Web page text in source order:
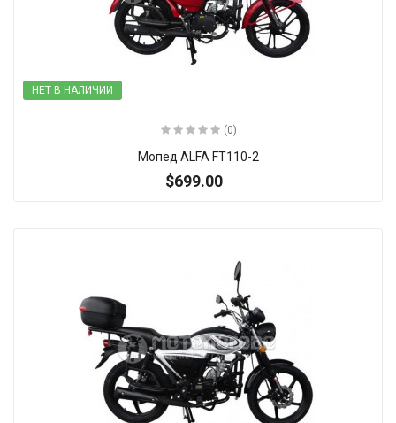
НЕТ В НАЛИЧИИ
(0)
Мопед ALFA FT110-2
$699.00